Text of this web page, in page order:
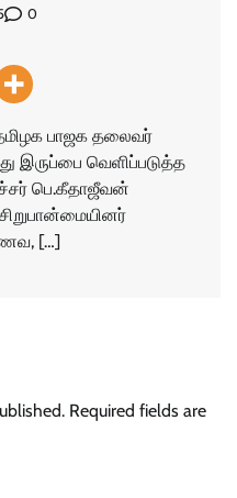
0
தமிழக பாஜக தலைவர்
வெளிப்படுத்த
பெ.கீதாஜீவன்
சிறுபான்மையினர்
[…]
Required fields are